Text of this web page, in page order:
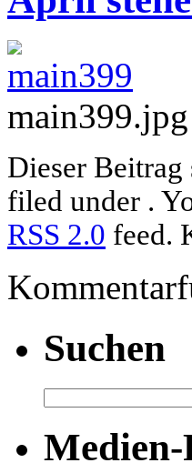
main399.jpg
Dieser
filed under .
RSS 2.0 feed.
Suchen